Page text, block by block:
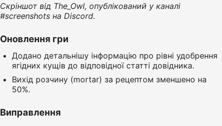
Скріншот від The_Owl, опублікований у каналі
#screenshots на Discord.
Оновлення гри
Додано детальнішу інформацію про рівні удобрення
ягідних кущів до відповідної статті довідника.
Вихід розчину (mortar) за рецептом зменшено на
50%.
Виправлення